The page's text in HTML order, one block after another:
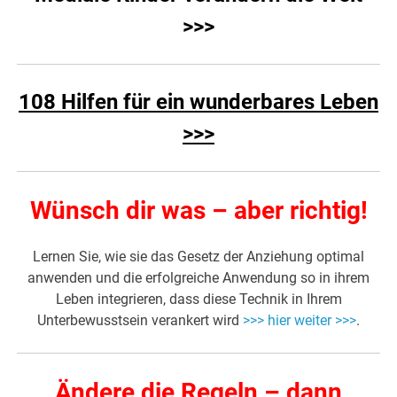
>>>
108 Hilfen für ein wunderbares Leben
>>>
Wünsch dir was – aber richtig!
Lernen Sie, wie sie das Gesetz der Anziehung optimal
anwenden und die erfolgreiche Anwendung so in ihrem
Leben integrieren, dass diese Technik in Ihrem
Unterbewusstsein verankert wird >>> hier weiter >>>.